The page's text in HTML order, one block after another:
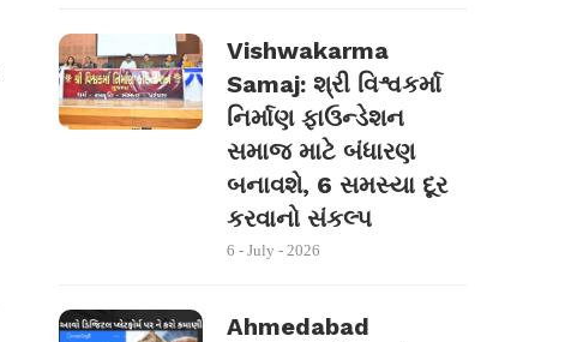
Vishwakarma
Samaj: શ્રી વિશ્વકર્મા
નિર્માણ ફાઉન્ડેશન
સમાજ માટે બંધારણ
બનાવશે, 6 સમસ્યા દૂર
કરવાનો સંકલ્પ
6 - July - 2026
Ahmedabad